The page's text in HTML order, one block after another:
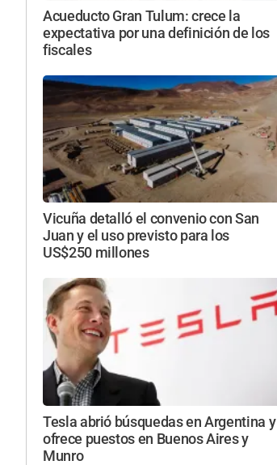
Acueducto Gran Tulum: crece la
expectativa por una definición de los
fiscales
Vicuña detalló el convenio con San
Juan y el uso previsto para los
US$250 millones
Tesla abrió búsquedas en Argentina y
ofrece puestos en Buenos Aires y
Munro